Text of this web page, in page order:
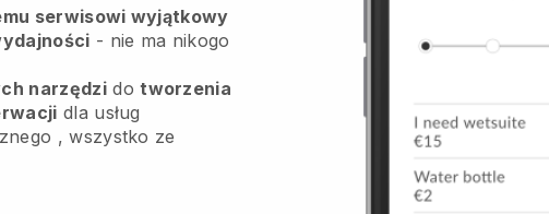
serwisowi wyjątkowy
- nie ma nikogo
narzędzidotworzenia
dla usług
, wszystko ze